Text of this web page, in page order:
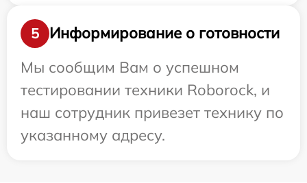
5
Информирование о готовности
Мы сообщим Вам о успешном
тестировании техники Roborock, и
наш сотрудник привезет технику по
указанному адресу.